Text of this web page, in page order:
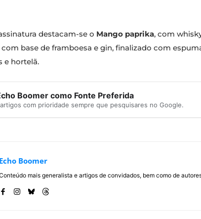
destacam-se o Mango paprika, com
com base de framboesa e gin, finalizado com
e hortelã.
Boomer como Fonte Preferida
com prioridade sempre que pesquisares no Google.
Echo Boomer
mais generalista e artigos de convidados, bem como de